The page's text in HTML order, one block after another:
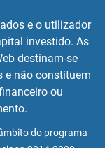
e o utilizador
investido. As
destinam-se
e não constituem
ou
do programa